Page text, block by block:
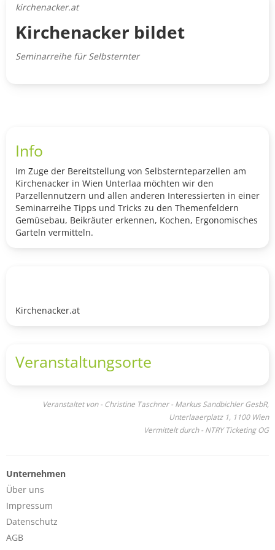
kirchenacker.at
Kirchenacker bildet
Seminarreihe für Selbsternter
Info
Im Zuge der Bereitstellung von Selbsternteparzellen am
Kirchenacker in Wien Unterlaa möchten wir den
Parzellennutzern und allen anderen Interessierten in einer
Seminarreihe Tipps und Tricks zu den Themenfeldern
Gemüsebau, Beikräuter erkennen, Kochen, Ergonomisches
Garteln vermitteln.
Kirchenacker.at
Veranstaltungsorte
Veranstaltet von - Christine Taschner - Markus Sandbichler GesbR,
Unterlaaerplatz 1, 1100 Wien
Vermittelt durch - NTRY Ticketing OG
Unternehmen
Über uns
Impressum
Datenschutz
AGB